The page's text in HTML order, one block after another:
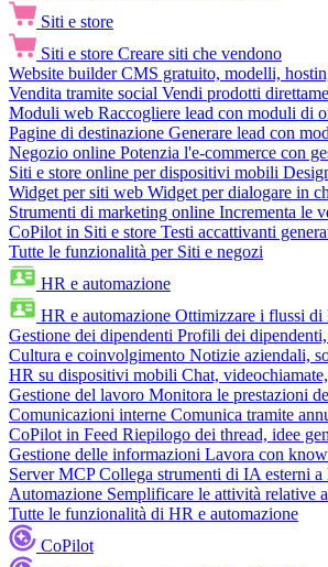
Siti e store
Siti e store Creare siti che vendono
Website builder CMS gratuito, modelli,
Vendita tramite social Vendi prodotti
Moduli web Raccogliere lead con moduli di
Pagine di destinazione Generare lead con
Negozio online Potenzia l'e-commerce con
Siti e store online per dispositivi mobili
Widget per siti web Widget per dialogare in
Strumenti di marketing online Incrementa le
CoPilot in Siti e store Testi accattivanti
Tutte le funzionalità per Siti e negozi
HR e automazione
HR e automazione Ottimizzare i flussi di
Gestione dei dipendenti Profili dei
Cultura e coinvolgimento Notizie aziendali,
HR su dispositivi mobili Chat,
Gestione del lavoro Monitora le prestazioni
Comunicazioni interne Comunica tramite
CoPilot in Feed Riepilogo dei thread, idee
Gestione delle informazioni Lavora con
Server MCP Collega strumenti di IA esterni
Automazione Semplificare le attività relative
Tutte le funzionalità di HR e automazione
CoPilot